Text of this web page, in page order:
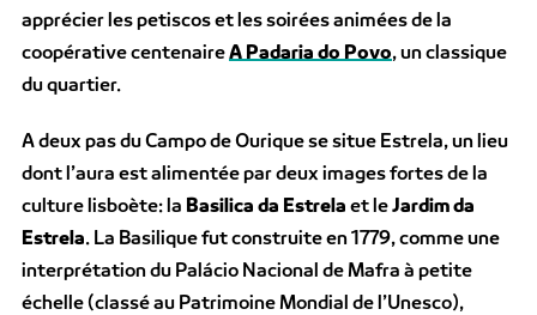
apprécier les petiscos et les soirées animées de la
coopérative centenaireA Padaria do Povo, un classique
du quartier.
A deux pas du Campo de Ourique se situe Estrela, un lieu
dont l’aura est alimentée par deux images fortes de la
culture lisboète: la Basilica da Estrela et leJardim da
Estrela. La Basilique fut construite en 1779, comme une
interprétation du Palácio Nacional de Mafra à petite
échelle (classé au Patrimoine Mondial de l’Unesco),